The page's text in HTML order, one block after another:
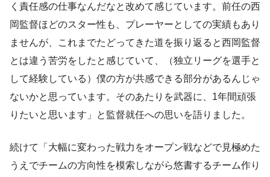
く責任感の仕事なんだなと改めて感じています。前任の西
岡監督ほどのスター性も、プレーヤーとしての実績もあり
ませんが、これまでたどってきた道を振り返ると西岡監督
とは違う苦労をしたと感じていて、（独立リーグを選手と
して経験している）僕の方が共感できる部分があるんじゃ
ないかと思っています。そのあたりを武器に、1年間頑張
りたいと思います」と監督就任への思いを語りました。
続けて「大幅に変わった戦力をオープン戦などで見極めた
うえでチームの方向性を模索しながら悠書するチーム作り